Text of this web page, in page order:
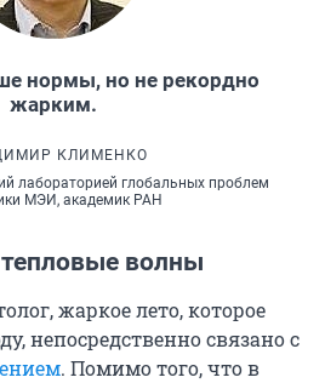
нормы, но не рекордно
жарким.
КЛИМЕНКО
лабораторией глобальных проблем
МЭИ, академик РАН
волны
жаркое лето, которое
непосредственно связано с
. Помимо того, что в